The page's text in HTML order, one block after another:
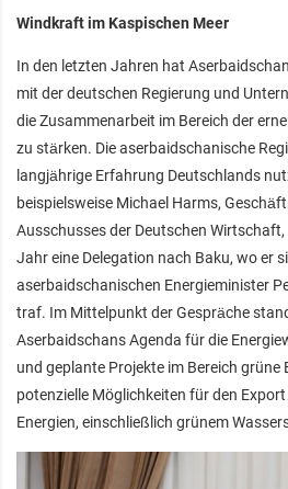
Windkraft im Kaspischen Meer
In den letzten Jahren hat
mit der deutschen Regierung und
die Zusammenarbeit im Bereich der
zu stärken. Die aserbaidschanische
langjährige Erfahrung Deutschlands
beispielsweise Michael Harms,
Ausschusses der Deutschen
Jahr eine Delegation nach Baku, wo er
aserbaidschanischen Energieminister
traf. Im Mittelpunkt der Gespräche
Aserbaidschans Agenda für die
und geplante Projekte im Bereich grüne
potenzielle Möglichkeiten für den
Energien, einschließlich grünem